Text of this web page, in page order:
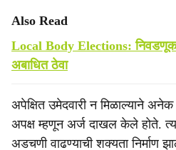
Also Read
Local Body Elections: निवडणूक
अबाधित ठेवा
अपेक्षित उमेदवारी न मिळाल्याने
अपक्ष म्हणून अर्ज दाखल केले होते.
अडचणी वाढण्याची शक्यता निर्माण